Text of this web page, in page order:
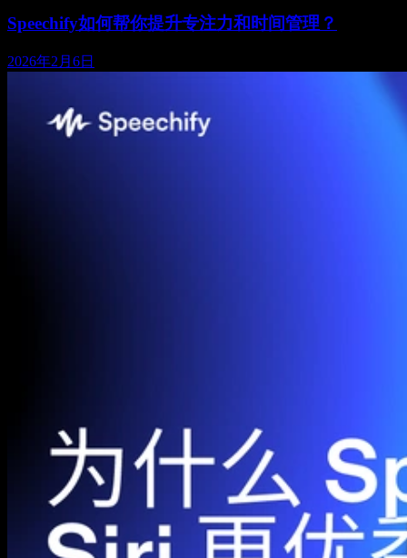
Speechify如何帮你提升专注力和时间管理？
2026年2月6日